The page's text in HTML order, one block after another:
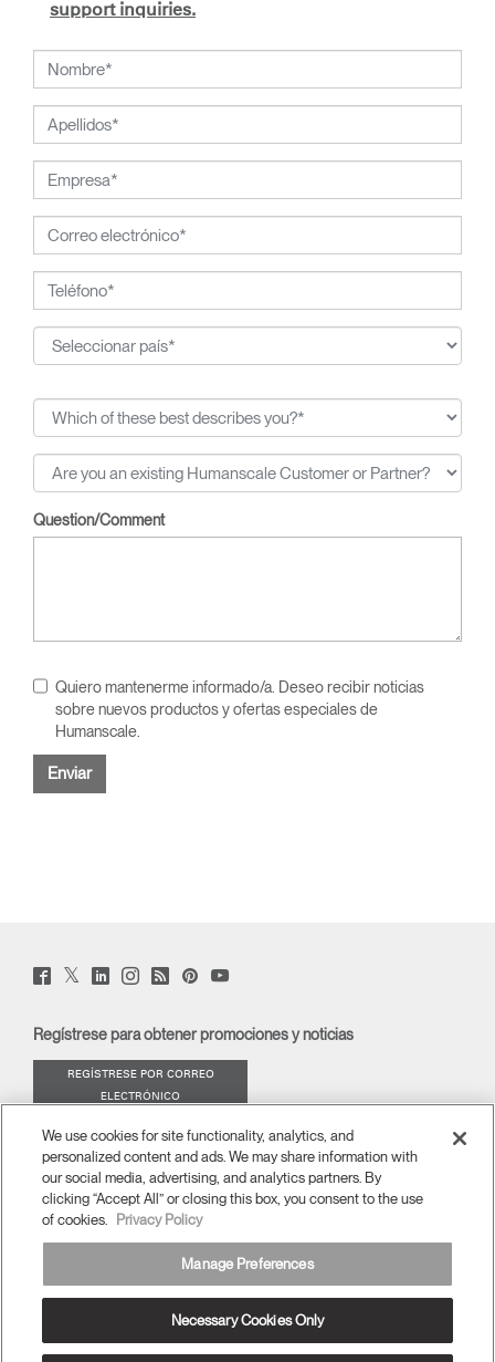
support inquiries.
Question/Comment
Quiero mantenerme informado/a. Deseo recibir noticias
sobre nuevos productos y ofertas especiales de
Humanscale.
Facebook
(opens
Twitter
(opens
LinkedIn
(opens
Instagram
(opens
Humanscale
Blog
window)
PinterstYouTube
Regístrese para obtener promociones y noticias
REGÍSTRESE POR CORREO
ELECTRÓNICO
ACERCA DE
ERGONOMÍA
RECURSOS
Política de privacidad Cancelar suscripción
Ⓒ 2026 Humanscale. Todos los derechos reservados.
We use cookies for site functionality, analytics, and
personalized content and ads. We may share information with
our social media, advertising, and analytics partners. By
clicking “Accept All” or closing this box, you consent to the use
of cookies.
Privacy Policy
Manage Preferences
Necessary Cookies Only